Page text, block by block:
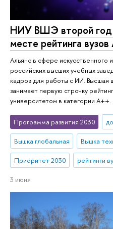
НИУ ВШЭ второй год
месте рейтинга
Альянс в сфере искусственного
российских высших учебных
кадров для работы с ИИ. Высшая
занимает первую строчку
университетом в категории A++.
Программа развития 2030
Вышка глобальная Вышка
Приоритет 2030 рейтинги
3 июня